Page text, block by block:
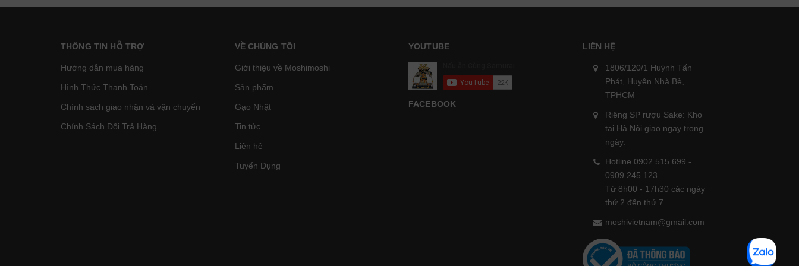
THÔNG TIN HỖ TRỢ
Hướng dẫn mua hàng
Hình Thức Thanh Toán
Chính sách giao nhận và vận chuyển
Chính Sách Đổi Trả Hàng
VỀ CHÚNG TÔI
Giới thiệu về Moshimoshi
Sản phẩm
Gạo Nhật
Tin tức
Liên hệ
Tuyển Dụng
YOUTUBE
FACEBOOK
LIÊN HỆ
1806/120/1 Huỳnh Tấn
Phát, Huyện Nhà Bè,
TPHCM
Riêng SP rượu Sake: Kho
tại Hà Nội giao ngay trong
ngày.
Hotline 0902.515.699 -
0909.245.123
Từ 8h00 - 17h30 các ngày
thứ 2 đến thứ 7
moshivietnam@gmail.com